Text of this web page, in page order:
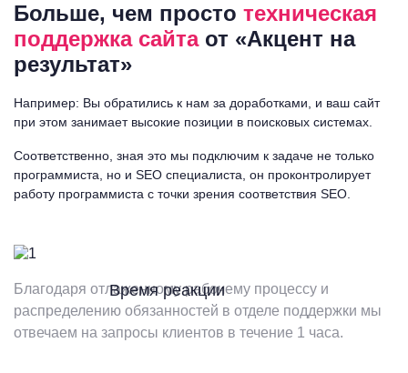
Больше, чем просто техническая
поддержка сайтаот «Акцент на
результат»
Например: Вы обратились к нам за доработками, и ваш сайт
при этом занимает высокие позиции в поисковых системах.
Соответственно, зная это мы подключим к задаче не только
программиста, но и SEO специалиста, он проконтролирует
работу программиста с точки зрения соответствия SEO.
Время реакции
Благодаря отлаженному рабочему процессу и
распределению обязанностей в отделе поддержки мы
отвечаем на запросы клиентов в течение 1 часа.